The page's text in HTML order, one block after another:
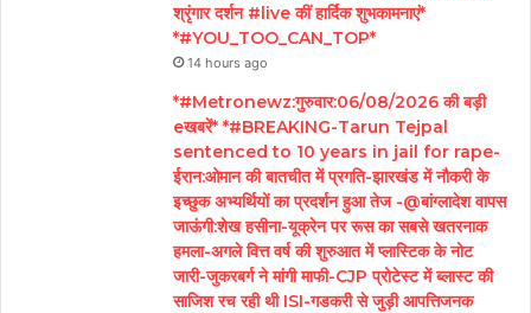
श्रृंगार दर्शन #live कीं हार्दिक शुभकामनाएं*
*#YOU_TOO_CAN_TOP*
14 hours ago
*#Metronewz:गुरुवार:06/08/2026 की बड़ी
eखबरें* *#BREAKING-Tarun Tejpal
sentenced to 10 years in jail for rape-
ईरान:ओमान की बातचीत में प्रगति-झारखंड में नौकरी के
इच्छुक अभ्यर्थियों का प्रदर्शन हुआ तेज -@बांग्लादेश वापस
जाऊंगी:शेख हसीना-यूक्रेन पर रूस का सबसे खतरनाक
हमला-अगले वित्त वर्ष की शुरुआत में प्लास्टिक के नोट
जारी-जुकरबर्ग ने मांगी माफी-CJP प्रोटेस्ट में ब्लास्ट की
साजिश रच रही थी ISI-गडकरी से जुड़ी आपत्तिजनक